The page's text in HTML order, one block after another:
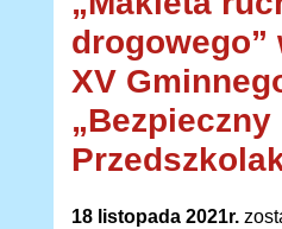
drogowego”
XV
„Bezpieczny
18 listopada 2021r.